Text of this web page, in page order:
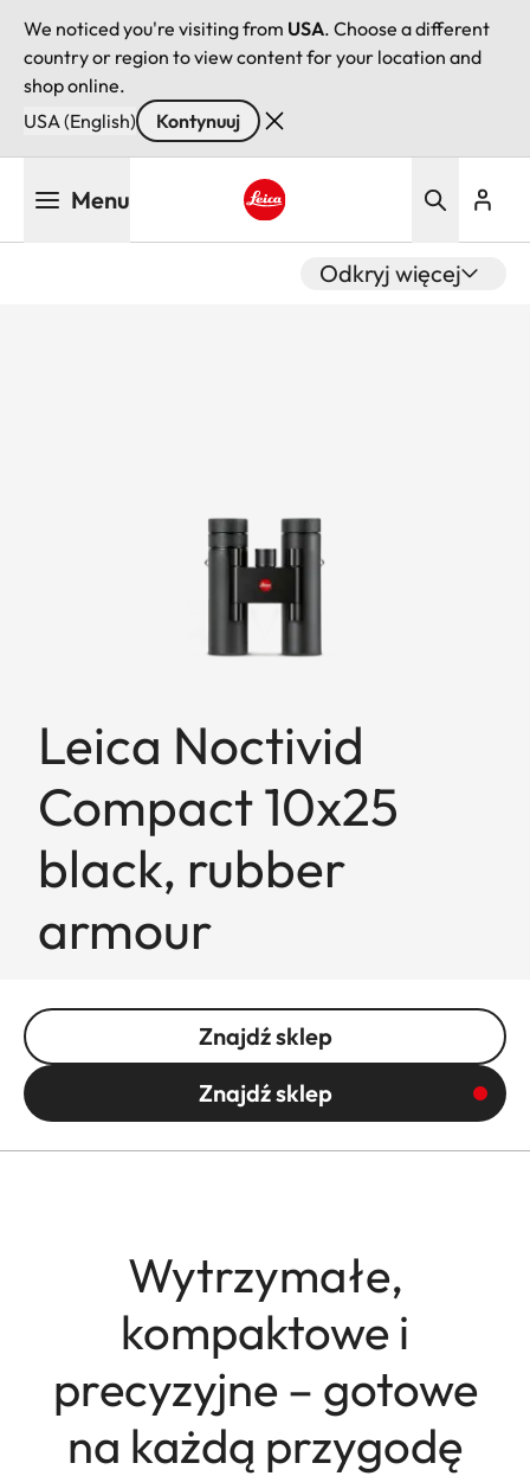
We noticed you're visiting from USA. Choose a different
country or region to view content for your location and
shop online.
USA (English)
Kontynuuj
Menu
Odkryj więcej
Leica Noctivid
Compact 10x25
black, rubber
armour
Znajdź sklep
Znajdź sklep
Wytrzymałe,
kompaktowe i
precyzyjne – gotowe
na każdą przygodę